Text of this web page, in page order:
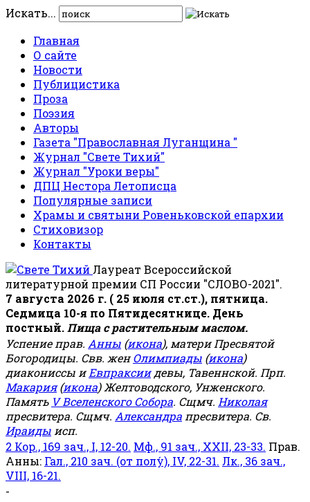
Искать...
Главная
О сайте
Новости
Публицистика
Проза
Поэзия
Авторы
Газета "Православная Луганщина "
Журнал "Свете Тихий"
Журнал "Уроки веры"
ДПЦ Нестора Летописца
Популярные записи
Храмы и святыни Ровеньковской епархии
Стиховизор
Контакты
Лауреат Всероссийской
литературной премии СП России "СЛОВО-2021".
7 августа 2026 г. ( 25 июля ст.ст.), пятница.
Седмица 10-я по Пятидесятнице. День
постный. Пища с растительным маслом.
Успение прав. Анны (икона), матери Пресвятой
Богородицы. Свв. женОлимпиады (икона)
диакониссы иЕвпраксиидевы, Тавеннской. Прп.
Макария(икона) Желтоводского, Унженского.
Память V Вселенского Собора. Сщмч. Николая
пресвитера. Сщмч. Александра пресвитера. Св.
Ираиды исп.
2 Кор., 169 зач., I, 12-20. Мф., 91 зач., XXII, 23-33. Прав.
Анны: Гал., 210 зач. (от полу́), IV, 22-31. Лк., 36 зач.,
VIII, 16-21.
-